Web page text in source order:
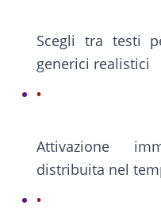
Scegli tra testi
generici realistici
Attivazione
distribuita nel